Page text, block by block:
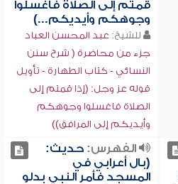
قمتم إلى الصلاة فاغسلوا
وجوهكم وأيديكم...)
للشيخ: عبد المحسن العباد
جزء من محاضرة ( شرح سنن
النسائي - كتاب الطهارة - تأويل
قوله عز وجل: (إذا قمتم إلى
الصلاة فاغسلوا وجوهكم
وأيديكم إلى المرافق))
الفهرس:حديث:
(بال أعرابي في
المسجد فأمر النبي بدلو